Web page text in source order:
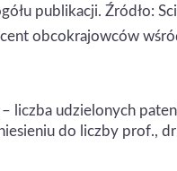
publikacji. Źródło:
obcokrajowców
– liczba udzielonych
do liczby prof.,